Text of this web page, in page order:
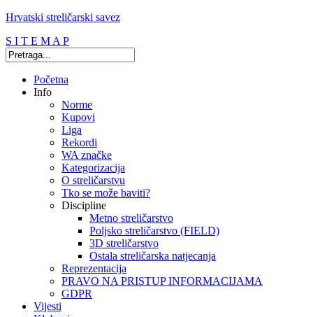
Hrvatski streličarski savez
S I T E M A P
Početna
Info
Norme
Kupovi
Liga
Rekordi
WA značke
Kategorizacija
O streličarstvu
Tko se može baviti?
Discipline
Metno streličarstvo
Poljsko streličarstvo (FIELD)
3D streličarstvo
Ostala streličarska natjecanja
Reprezentacija
PRAVO NA PRISTUP INFORMACIJAMA
GDPR
Vijesti